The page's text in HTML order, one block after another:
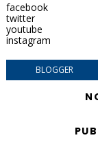
facebook
twitter
youtube
instagram
BLOGGER